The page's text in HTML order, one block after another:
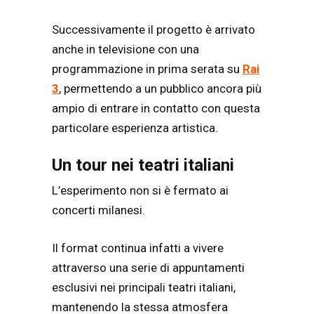
Successivamente il progetto è arrivato
anche in televisione con una
programmazione in prima serata su Rai
3, permettendo a un pubblico ancora più
ampio di entrare in contatto con questa
particolare esperienza artistica.
Un tour nei teatri italiani
L’esperimento non si è fermato ai
concerti milanesi.
Il format continua infatti a vivere
attraverso una serie di appuntamenti
esclusivi nei principali teatri italiani,
mantenendo la stessa atmosfera